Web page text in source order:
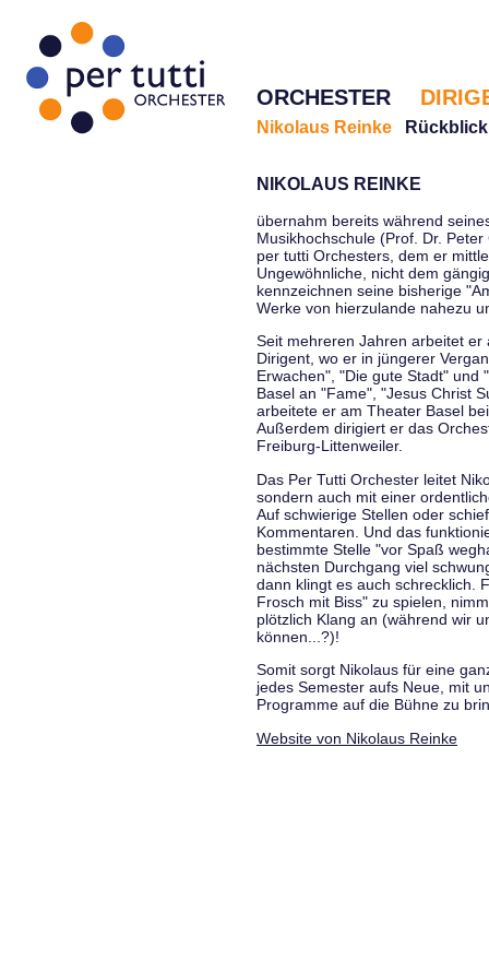
ORCHESTER
Nikolaus Reinke Rückblick
NIKOLAUS REINKE
übernahm bereits während
Musikhochschule (Prof. Dr.
per tutti Orchesters, dem er
Ungewöhnliche, nicht dem
kennzeichnen seine bisherige
Werke von hierzulande nahezu
Seit mehreren Jahren arbeitet
Dirigent, wo er in jüngerer
Erwachen", "Die gute Stadt" und
Basel an "Fame", "Jesus Christ
arbeitete er am Theater Basel
Außerdem dirigiert er das
Freiburg-Littenweiler.
Das Per Tutti Orchester leitet
sondern auch mit einer
Auf schwierige Stellen oder
Kommentaren. Und das
bestimmte Stelle "vor Spaß
nächsten Durchgang viel
dann klingt es auch schrecklich.
Frosch mit Biss" zu spielen,
plötzlich Klang an (während wir
können...?)!
Somit sorgt Nikolaus für eine
jedes Semester aufs Neue, mit
Programme auf die Bühne zu
Website von Nikolaus Reinke